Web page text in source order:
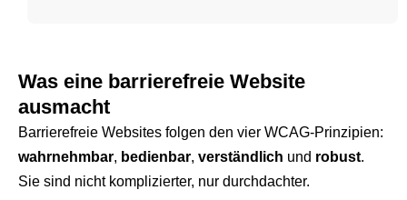
Was eine barrierefreie Website
ausmacht
Barrierefreie Websites folgen den vier WCAG-Prinzipien:
wahrnehmbar, bedienbar, verständlich und robust.
Sie sind nicht komplizierter, nur durchdachter.